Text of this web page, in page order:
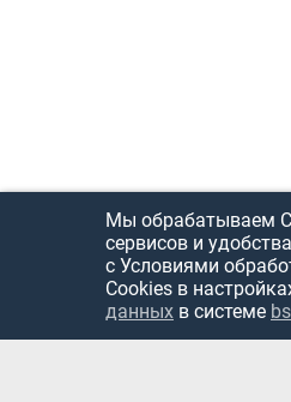
Мы обрабатываем
сервисов и
с Условиями
Cookies в
данных в системе